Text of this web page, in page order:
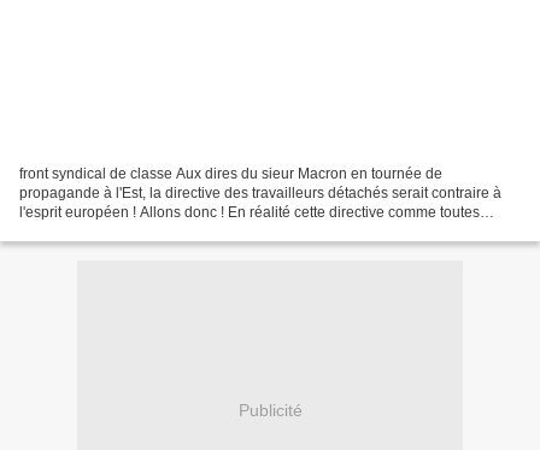
front syndical de classe Aux dires du sieur Macron en tournée de
propagande à l'Est, la directive des travailleurs détachés serait contraire à
l'esprit européen ! Allons donc ! En réalité cette directive comme toutes
Publicité